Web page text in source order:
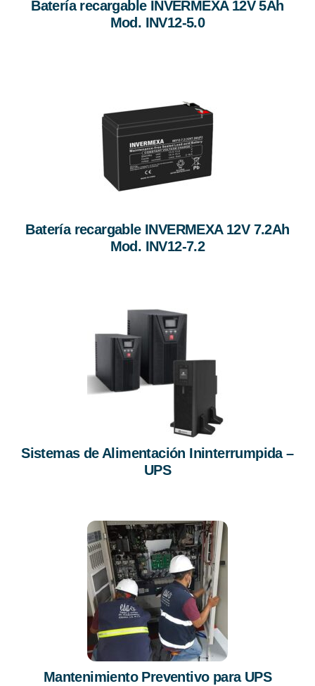
Batería recargable INVERMEXA 12V 5Ah
Mod. INV12-5.0
Batería recargable INVERMEXA 12V 7.2Ah
Mod. INV12-7.2
Sistemas de Alimentación Ininterrumpida –
UPS
Mantenimiento Preventivo para UPS